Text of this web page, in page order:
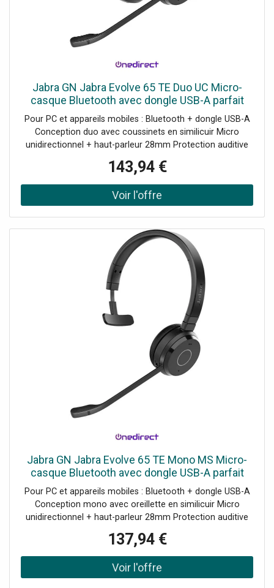
Jabra GN Jabra Evolve 65 TE Duo UC Micro-
casque Bluetooth avec dongle USB-A parfait
pour les appels quotidiens et l'écoute de
musique.
Pour PC et appareils mobiles : Bluetooth + dongle USB-A
Conception duo avec coussinets en similicuir Micro
unidirectionnel + haut-parleur 28mm Protection auditive
intégrée Autonomie en appel : jusqu'à 16h UC : Compatible
avec toutes les plateformes
143,94 €
Jabra GN Jabra Evolve 65 TE Mono MS Micro-
casque Bluetooth avec dongle USB-A parfait
pour les appels quotidiens et l'écoute de
musique.
Pour PC et appareils mobiles : Bluetooth + dongle USB-A
Conception mono avec oreillette en similicuir Micro
unidirectionnel + haut-parleur 28mm Protection auditive
intégrée Autonomie en appel : jusqu'à 16h Certifié
Microsoft Teams
137,94 €